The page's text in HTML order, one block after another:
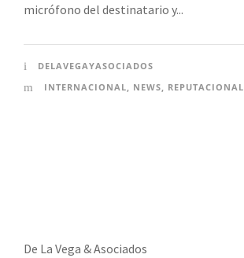
micrófono del destinatario y...
DELAVEGAYASOCIADOS
INTERNACIONAL
NEWS REPUTACIONAL
De La Vega & Asociados